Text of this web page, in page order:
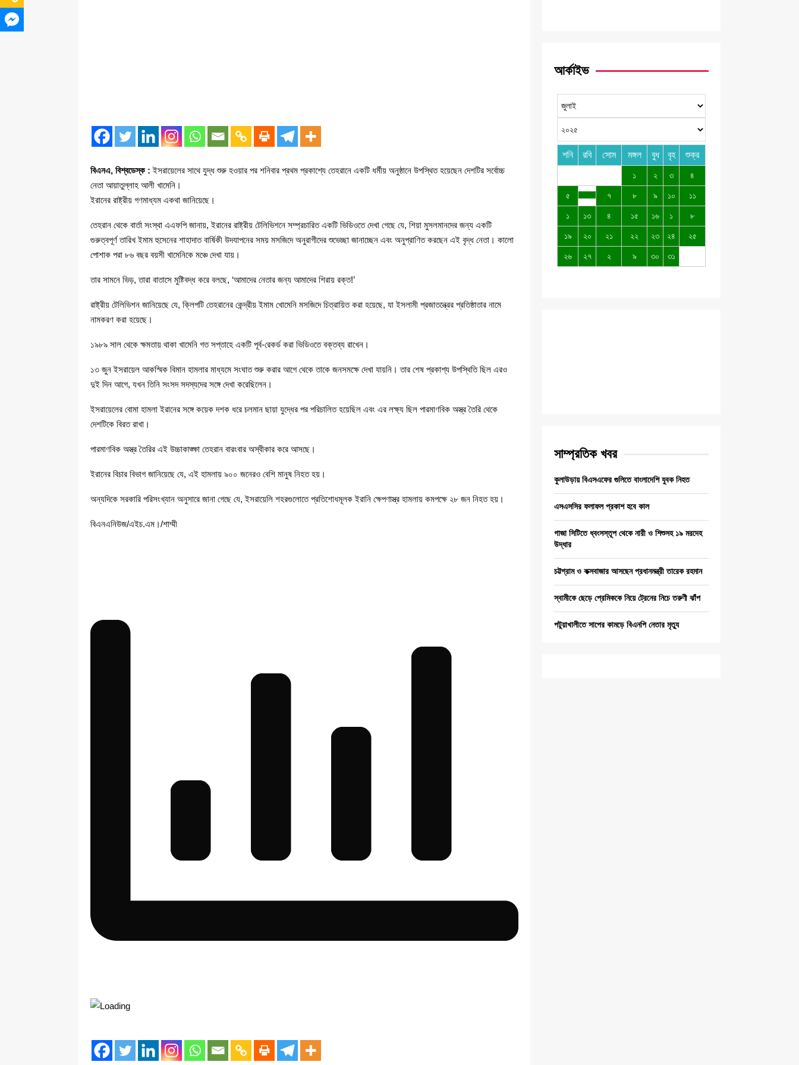
বিএনএ, বিশ্বডেস্ক : ইসরায়েলের সাথে যুদ্ধ শুরু হওয়ার পর শনিবার প্রথম প্রকাশ্যে তেহরানে একটি ধর্মীয় অনুষ্ঠানে উপস্থিত হয়েছেন দেশটির সর্বোচ্চ
নেতা আয়াতুল্লাহ আলী খামেনি।
ইরানের রাষ্ট্রীয় গণমাধ্যম একথা জানিয়েছে।
তেহরান থেকে বার্তা সংস্থা এএফপি জানায়, ইরানের রাষ্ট্রীয় টেলিভিশনে সম্প্রচারিত একটি ভিডিওতে দেখা গেছে যে, শিয়া মুসলমানদের জন্য একটি
গুরুত্বপূর্ণ তারিখ ইমাম হুসেনের শাহাদাত বার্ষিকী উদযাপনের সময় মসজিদে অনুরাগীদের শুভেচ্ছা জানাচ্ছেন এবং অনুপ্রাণিত করছেন এই বৃদ্ধ নেতা। কালো
পোশাক পরা ৮৬ বছর বয়সী খামেনিকে মঞ্চে দেখা যায়।
তার সামনে ভিড়, তারা বাতাসে মুষ্টিবদ্ধ করে বলছে, ‘আমাদের নেতার জন্য আমাদের শিরায় রক্ত!’
রাষ্ট্রীয় টেলিভিশন জানিয়েছে যে, ক্লিপটি তেহরানের কেন্দ্রীয় ইমাম খোমেনি মসজিদে চিত্রায়িত করা হয়েছে, যা ইসলামী প্রজাতন্ত্রের প্রতিষ্ঠাতার নামে
নামকরণ করা হয়েছে।
১৯৮৯ সাল থেকে ক্ষমতায় থাকা খামেনি গত সপ্তাহে একটি পূর্ব-রেকর্ড করা ভিডিওতে বক্তব্য রাখেন।
১৩ জুন ইসরায়েল আকস্মিক বিমান হামলার মাধ্যমে সংঘাত শুরু করার আগে থেকে তাকে জনসমক্ষে দেখা যায়নি। তার শেষ প্রকাশ্য উপস্থিতি ছিল এরও
দুই দিন আগে, যখন তিনি সংসদ সদস্যদের সঙ্গে দেখা করেছিলেন।
ইসরায়েলের বোমা হামলা ইরানের সঙ্গে কয়েক দশক ধরে চলমান ছায়া যুদ্ধের পর পরিচালিত হয়েছিল এবং এর লক্ষ্য ছিল পারমাণবিক অস্ত্র তৈরি থেকে
দেশটিকে বিরত রাখা।
পারমাণবিক অস্ত্র তৈরির এই উচ্চাকাঙ্ক্ষা তেহরান বারংবার অস্বীকার করে আসছে।
ইরানের বিচার বিভাগ জানিয়েছে যে, এই হামলায় ৯০০ জনেরও বেশি মানুষ নিহত হয়।
অন্যদিকে সরকারি পরিসংখ্যান অনুসারে জানা গেছে যে, ইসরায়েলি শহরগুলোতে প্রতিশোধমূলক ইরানি ক্ষেপণাস্ত্র হামলায় কমপক্ষে ২৮ জন নিহত হয়।
বিএনএনিউজ/এইচ.এম।/শাম্মী
আর্কাইভ
শনি রবি সোম মঙ্গল বুধ বৃহ শুক্র
১ ২ ৩ ৪
৫ ৭ ৮ ৯ ১০ ১১
১ ১৩ ৪ ১৫ ১৬ ১ ৮
১৯ ২০ ২১ ২২ ২৩ ২৪ ২৫
২৬ ২৭ ২ ৯ ৩০ ৩১
সাম্প্রতিক খবর
কুলাউড়ায় বিএসএফের গুলিতে বাংলাদেশি যুবক নিহত
এসএসসির ফলাফল প্রকাশ হবে কাল
গাজা সিটিতে ধ্বংসস্তূপ থেকে নারী ও শিশুসহ ১৯ মরদেহ
উদ্ধার
চট্টগ্রাম ও কক্সবাজার আসছেন প্রধানমন্ত্রী তারেক রহমান
স্বামীকে ছেড়ে প্রেমিককে নিয়ে ট্রেনের নিচে তরুণী ঝাঁপ
পটুয়াখালীতে সাপের কামড়ে বিএনপি নেতার মৃত্যু